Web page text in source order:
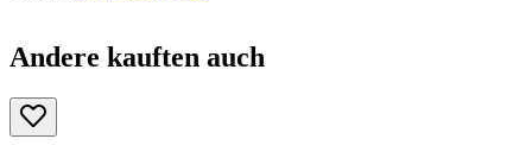
Andere kauften auch